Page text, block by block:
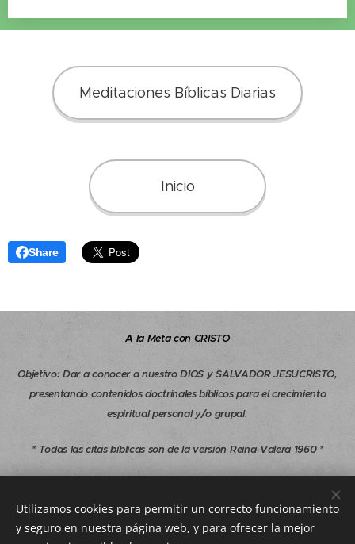
Meditaciones Bíblicas Diarias
Inicio
Share
A la Meta con CRISTO
Objetivo:Dar a conocer a nuestro DIOS y SALVADOR JESUCRISTO,
presentando contenidos doctrinales bíblicos para el crecimiento
espiritual personal y/o grupal.
* Todas las citas bíblicas son de la versión Reina-Valera 1960 *
reservados.
alametaconcristo.com@gmail.com
Utilizamos cookies para permitir un correcto funcionamiento
y seguro en nuestra página web, y para ofrecer la mejor